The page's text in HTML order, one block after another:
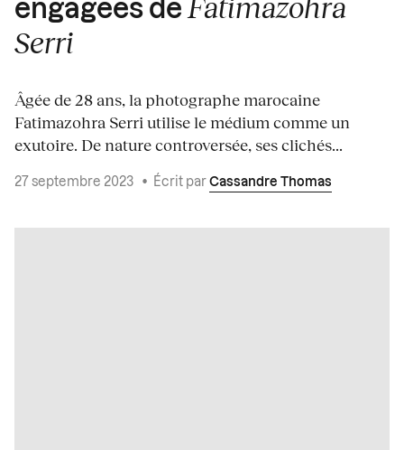
engagées de
Serri
Âgée de 28 ans, la photographe marocaine
Fatimazohra Serri utilise le médium comme un
exutoire. De nature controversée, ses clichés...
27 septembre 2023 • Écrit par Cassandre Thomas